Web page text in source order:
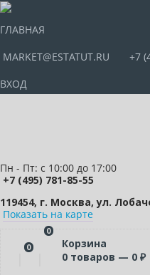
ГЛАВНАЯ
MARKET@ESTATUT.RU
+7
ВХОД
Пн - Пт: с 10:00 до 17:00
+7 (495) 781-85-55
119454, г. Москва, ул.
Показать на карте
0
0
Корзина
0 товаров — 0 ₽